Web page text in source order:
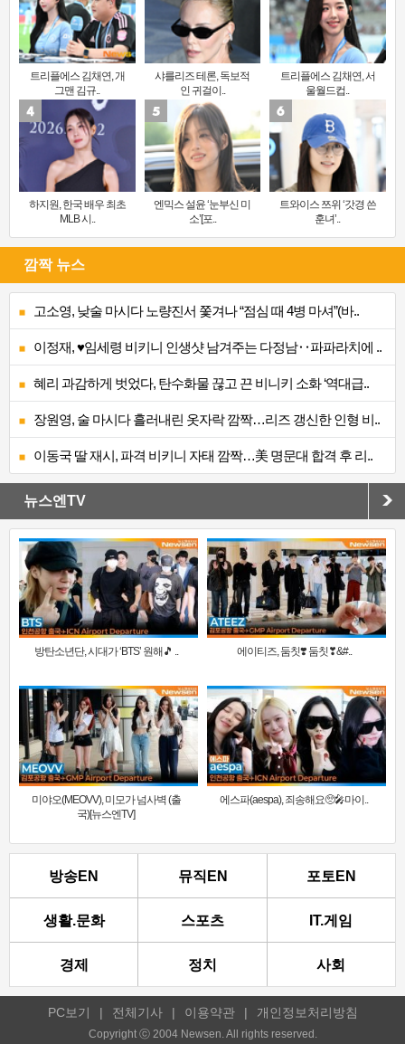
트리플에스 김채연, 개
그맨 김규..
샤를리즈 테론, 독보적
인 귀걸이..
트리플에스 김채연, 서
울월드컵..
하지원, 한국 배우 최초
MLB 시..
엔믹스 설윤 ‘눈부신 미
소’[포..
트와이스 쯔위 ‘갓경 쓴
훈녀’..
깜짝 뉴스
고소영, 낮술 마시다 노량진서 쫓겨나 “점심 때 4병 마셔”(바..
이정재, ♥임세령 비키니 인생샷 남겨주는 다정남‥파파라치에 ..
혜리 과감하게 벗었다, 탄수화물 끊고 끈 비니키 소화 ‘역대급..
장원영, 술 마시다 흘러내린 옷자락 깜짝…리즈 갱신한 인형 비..
이동국 딸 재시, 파격 비키니 자태 깜짝…美 명문대 합격 후 리..
뉴스엔TV
방탄소년단, 시대가 ‘BTS’ 원해🎵 .. 에이티즈, 둠칫❣️ 둠칫❣&#..
미야오(MEOVV), 미모가 넘사벽 (출
국)[뉴스엔TV]
에스파(aespa), 죄송해요🥺🎤마이..
방송EN 뮤직EN 포토EN
생활.문화 스포츠 IT.게임
경제 정치 사회
PC보기 | 전체기사 | 이용약관 | 개인정보처리방침
Copyright ⓒ 2004 Newsen. All rights reserved.